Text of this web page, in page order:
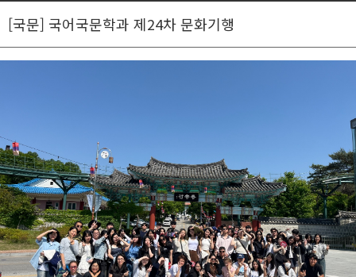
[국문] 국어국문학과 제24차 문화기행